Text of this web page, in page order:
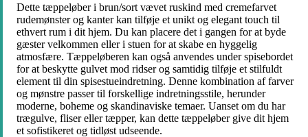
Dette tæppeløber i brun/sort vævet ruskind med cremefarvet
rudemønster og kanter kan tilføje et unikt og elegant touch til
ethvert rum i dit hjem. Du kan placere det i gangen for at byde
gæster velkommen eller i stuen for at skabe en hyggelig
atmosfære. Tæppeløberen kan også anvendes under spisebordet
for at beskytte gulvet mod ridser og samtidig tilføje et stilfuldt
element til din spisestueindretning. Denne kombination af farver
og mønstre passer til forskellige indretningsstile, herunder
moderne, boheme og skandinaviske temaer. Uanset om du har
trægulve, fliser eller tæpper, kan dette tæppeløber give dit hjem
et sofistikeret og tidløst udseende.